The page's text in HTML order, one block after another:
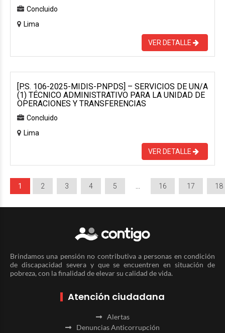
Concluido
Lima
VER DETALLE
[P.S. 106-2025-MIDIS-PNPDS] – SERVICIOS DE UN/A
(1) TÉCNICO ADMINISTRATIVO PARA LA UNIDAD DE
OPERACIONES Y TRANSFERENCIAS
Concluido
Lima
VER DETALLE
1 2 3 4 5 16 17 18
Brindamos una pensión no contributiva a personas en condición
de discapacidad severa y que se encuentren en situación de
pobreza, con la finalidad de elevar su calidad de vida.
Atención ciudadana
Alertas
Denuncias Anticorrupción